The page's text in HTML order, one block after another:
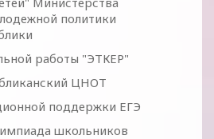
политики
работы "ЭТКЕР"
ЦНОТ
поддержки ЕГЭ
школьников